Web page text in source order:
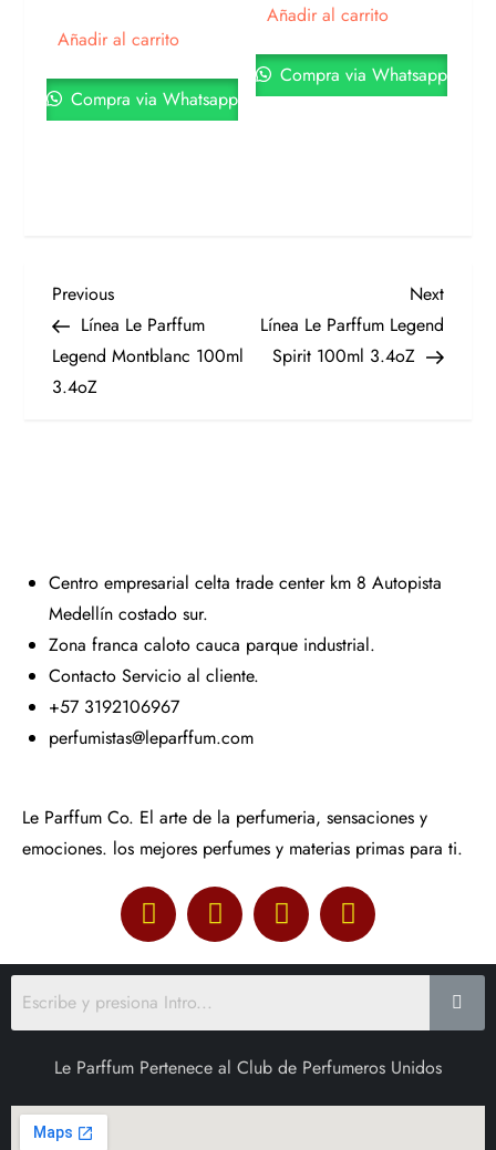
Añadir al carrito
Compra via Whatsapp
Añadir al carrito
Compra via Whatsapp
Previous
Línea Le Parffum
Legend Montblanc 100ml
3.4oZ
Next
Línea Le Parffum Legend
Spirit 100ml 3.4oZ
Centro empresarial celta trade center km 8 Autopista
Medellín costado sur.
Zona franca caloto cauca parque industrial.
Contacto Servicio al cliente.
+57 3192106967
perfumistas@leparffum.com
Le Parffum Co. El arte de la perfumeria, sensaciones y
emociones. los mejores perfumes y materias primas para ti.
Le Parffum Pertenece al Club de Perfumeros Unidos